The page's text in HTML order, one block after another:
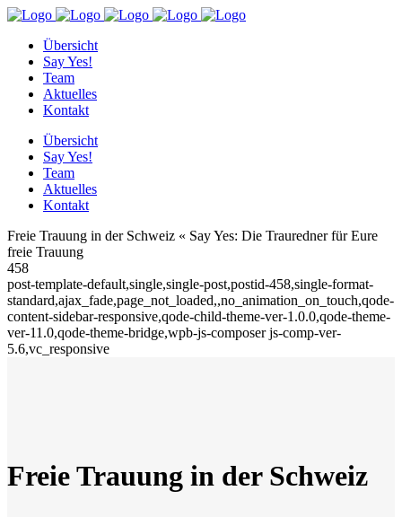
Übersicht
Say Yes!
Team
Aktuelles
Kontakt
Übersicht
Say Yes!
Team
Aktuelles
Kontakt
Freie Trauung in der Schweiz « Say Yes: Die Trauredner für Eure
freie Trauung
458
post-template-default,single,single-post,postid-458,single-format-
standard,ajax_fade,page_not_loaded,,no_animation_on_touch,qode-
content-sidebar-responsive,qode-child-theme-ver-1.0.0,qode-theme-
ver-11.0,qode-theme-bridge,wpb-js-composer js-comp-ver-
5.6,vc_responsive
Freie Trauung in der Schweiz